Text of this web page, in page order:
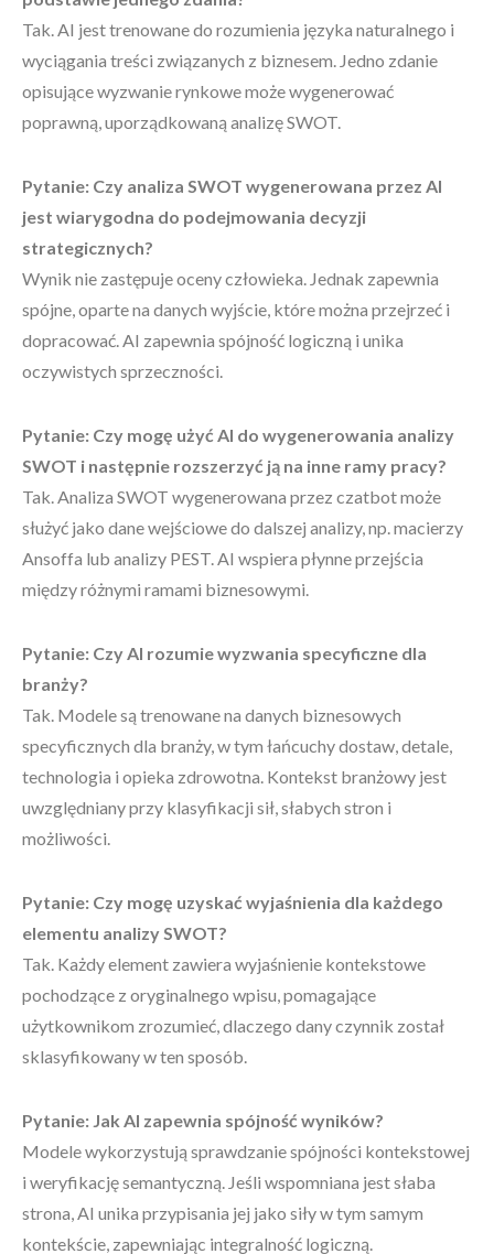
Tak. AI jest trenowane do rozumienia języka naturalnego i
wyciągania treści związanych z biznesem. Jedno zdanie
opisujące wyzwanie rynkowe może wygenerować
poprawną, uporządkowaną analizę SWOT.
Pytanie: Czy analiza SWOT wygenerowana przez AI
jest wiarygodna do podejmowania decyzji
strategicznych?
Wynik nie zastępuje oceny człowieka. Jednak zapewnia
spójne, oparte na danych wyjście, które można przejrzeć i
dopracować. AI zapewnia spójność logiczną i unika
oczywistych sprzeczności.
Pytanie: Czy mogę użyć AI do wygenerowania analizy
SWOT i następnie rozszerzyć ją na inne ramy pracy?
Tak. Analiza SWOT wygenerowana przez czatbot może
służyć jako dane wejściowe do dalszej analizy, np. macierzy
Ansoffa lub analizy PEST. AI wspiera płynne przejścia
między różnymi ramami biznesowymi.
Pytanie: Czy AI rozumie wyzwania specyficzne dla
branży?
Tak. Modele są trenowane na danych biznesowych
specyficznych dla branży, w tym łańcuchy dostaw, detale,
technologia i opieka zdrowotna. Kontekst branżowy jest
uwzględniany przy klasyfikacji sił, słabych stron i
możliwości.
Pytanie: Czy mogę uzyskać wyjaśnienia dla każdego
elementu analizy SWOT?
Tak. Każdy element zawiera wyjaśnienie kontekstowe
pochodzące z oryginalnego wpisu, pomagające
użytkownikom zrozumieć, dlaczego dany czynnik został
sklasyfikowany w ten sposób.
Pytanie: Jak AI zapewnia spójność wyników?
Modele wykorzystują sprawdzanie spójności kontekstowej
i weryfikację semantyczną. Jeśli wspomniana jest słaba
strona, AI unika przypisania jej jako siły w tym samym
kontekście, zapewniając integralność logiczną.